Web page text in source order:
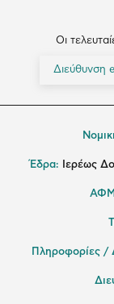
Οι
Έδρα: Ιερέως
Πληροφορίες /